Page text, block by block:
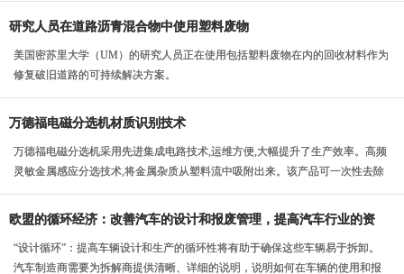
研究人员在道路沥青混合物中使用塑料废物
美国密苏里大学（UM）的研究人员正在使用包括塑料废物在内的回收材料作为
修复破旧道路的可持续解决方案。
万德福电磁分选机材质识别技术
万德福电磁分选机采用先进集成电路技术,运维方便,大幅提升了生产效率。高频
灵敏金属感应分选技术,将金属杂质从塑料流中吸附出来。该产品可一次性去除
欧盟的循环经济：改善汽车的设计和报废管理，提高汽车行业的资
源利用率。
“设计循环”：提高车辆设计和生产的循环性将有助于确保这些车辆易于拆卸。
汽车制造商需要为拆解商提供清晰、详细的说明，说明如何在车辆的使用和报